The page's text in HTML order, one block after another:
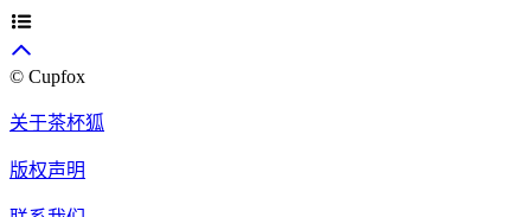
© Cupfox
关于茶杯狐
版权声明